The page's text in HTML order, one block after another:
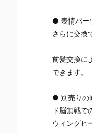
● 表情パー
さらに交換
前髪交換に
できます。
● 別売りの
ド脳無戦で
ウィングヒ